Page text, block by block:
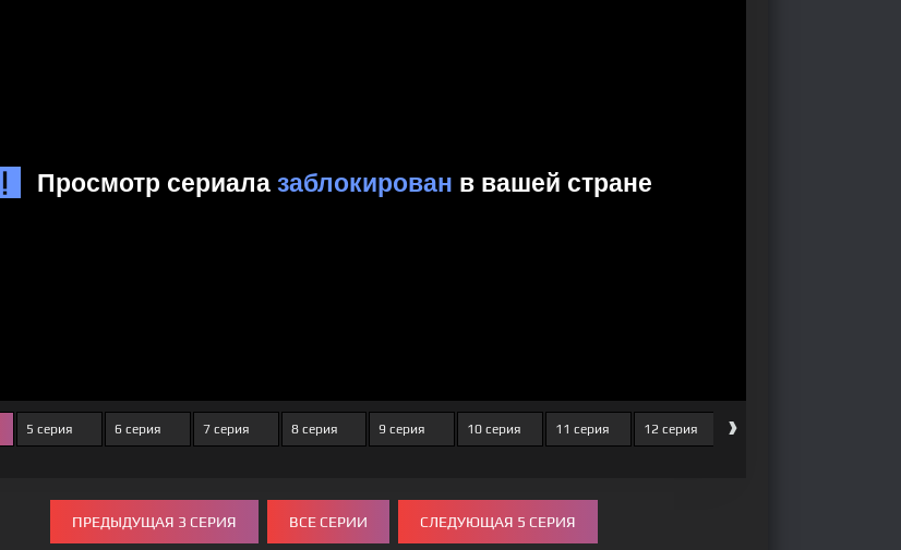
5 серия 6 серия 7 серия 8 серия 9 серия 10 серия 11 серия 12 серия 13 серия
›
ПРЕДЫДУЩАЯ 3 СЕРИЯ ВСЕ СЕРИИ СЛЕДУЮЩАЯ 5 СЕРИЯ